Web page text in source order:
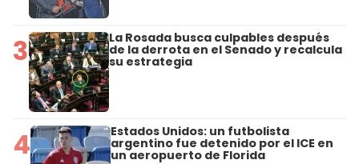
3 La Rosada busca culpables después
de la derrota en el Senado y recalcula
su estrategia
4 Estados Unidos: un futbolista
argentino fue detenido por el ICE en
un aeropuerto de Florida